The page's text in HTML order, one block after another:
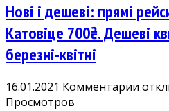
Нові і дешеві: прямі
Катовіце 700₴. Дешеві
березні-квітні
16.01.2021 Комментарии к
Просмотров